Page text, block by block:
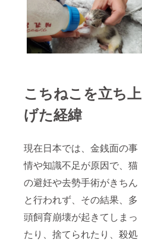
こちねこを立ち上
げた経緯
現在日本では、金銭面の事
情や知識不足が原因で、猫
の避妊や去勢手術がきちん
と行われず、その結果、多
頭飼育崩壊が起きてしまっ
たり、捨てられたり、殺処